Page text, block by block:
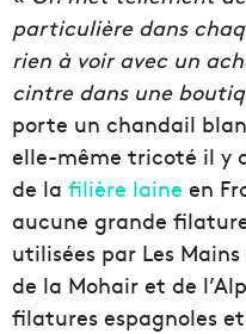
particulière dans
rien à voir avec un
cintre dans une
porte un chandail
elle-même tricoté il y
de la filière laine en
aucune grande
utilisées par Les
de la Mohair et de
filatures espagnoles